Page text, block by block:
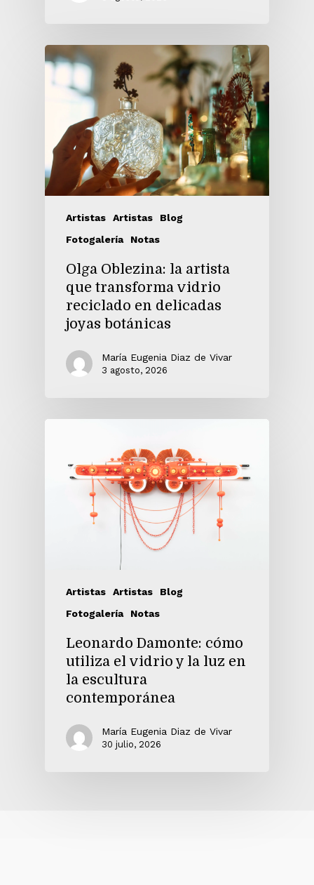
Artistas Artistas
Blog
Fotogalería
Notas
Olga Oblezina: la artista
que transforma vidrio
reciclado en delicadas
joyas botánicas
María Eugenia Diaz de Vivar
3 agosto, 2026
Artistas Artistas
Blog
Fotogalería
Notas
Leonardo Damonte: cómo
utiliza el vidrio y la luz en
la escultura
contemporánea
María Eugenia Diaz de Vivar
30 julio, 2026